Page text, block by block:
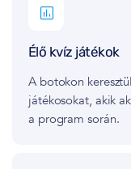
Élő kvíz játékok
A botokon
játékosokat, akik
a program során.